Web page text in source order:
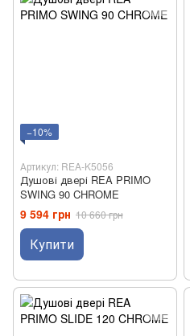
−10%
Артикул: REA-K5056
Душові двері REA PRIMO
SWING 90 CHROME
9 594 грн 10 660 грн
Купити